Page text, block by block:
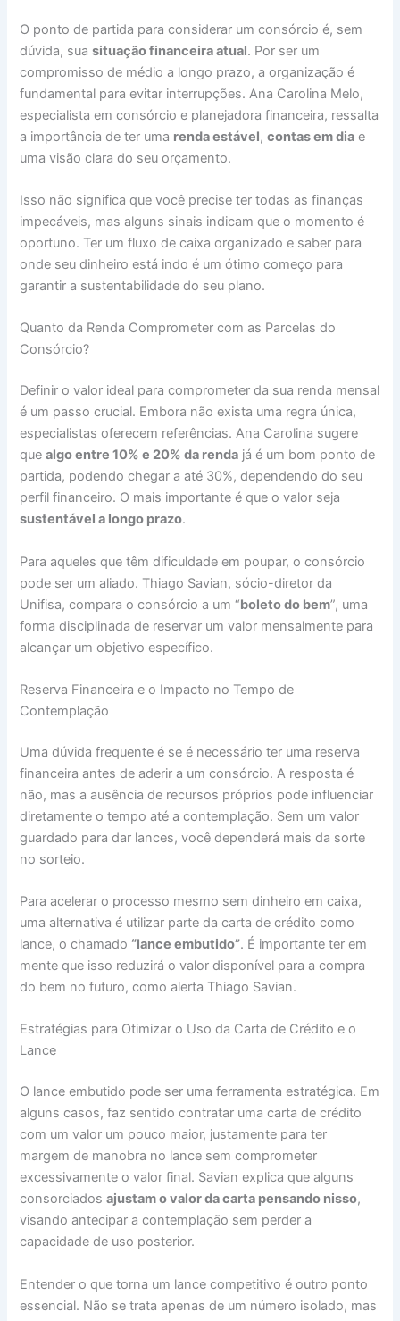
O ponto de partida para considerar um consórcio é, sem
dúvida, suasituação financeira atual. Por ser um
compromisso de médio a longo prazo, a organização é
fundamental para evitar interrupções. Ana Carolina Melo,
especialista em consórcio e planejadora financeira, ressalta
a importância de ter uma renda estável,contas em dia e
uma visão clara do seu orçamento.
Isso não significa que você precise ter todas as finanças
impecáveis, mas alguns sinais indicam que o momento é
oportuno. Ter um fluxo de caixa organizado e saber para
onde seu dinheiro está indo é um ótimo começo para
garantir a sustentabilidade do seu plano.
Quanto da Renda Comprometer com as Parcelas do
Consórcio?
Definir o valor ideal para comprometer da sua renda mensal
é um passo crucial. Embora não exista uma regra única,
especialistas oferecem referências. Ana Carolina sugere
quealgo entre 10% e 20% da renda já é um bom ponto de
partida, podendo chegar a até 30%, dependendo do seu
perfil financeiro. O mais importante é que o valor seja
sustentável a longo prazo.
Para aqueles que têm dificuldade em poupar, o consórcio
pode ser um aliado. Thiago Savian, sócio-diretor da
Unifisa, compara o consórcio a um “boleto do bem”, uma
forma disciplinada de reservar um valor mensalmente para
alcançar um objetivo específico.
Reserva Financeira e o Impacto no Tempo de
Contemplação
Uma dúvida frequente é se é necessário ter uma reserva
financeira antes de aderir a um consórcio. A resposta é
não, mas a ausência de recursos próprios pode influenciar
diretamente o tempo até a contemplação. Sem um valor
guardado para dar lances, você dependerá mais da sorte
no sorteio.
Para acelerar o processo mesmo sem dinheiro em caixa,
uma alternativa é utilizar parte da carta de crédito como
lance, o chamado “lance embutido”. É importante ter em
mente que isso reduzirá o valor disponível para a compra
do bem no futuro, como alerta Thiago Savian.
Estratégias para Otimizar o Uso da Carta de Crédito e o
Lance
O lance embutido pode ser uma ferramenta estratégica. Em
alguns casos, faz sentido contratar uma carta de crédito
com um valor um pouco maior, justamente para ter
margem de manobra no lance sem comprometer
excessivamente o valor final. Savian explica que alguns
consorciadosajustam o valor da carta pensando nisso,
visando antecipar a contemplação sem perder a
capacidade de uso posterior.
Entender o que torna um lance competitivo é outro ponto
essencial. Não se trata apenas de um número isolado, mas